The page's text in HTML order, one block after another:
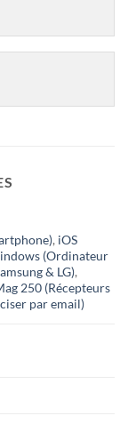
, iOS
(Ordinateur
& LG),
250 (Récepteurs
par email)